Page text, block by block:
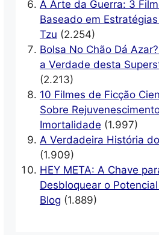
A Arte da Guerra: 3
Baseado em
Tzu (2.254)
Bolsa No Chão Dá
a Verdade desta
(2.213)
10 Filmes de Ficção
Sobre
Imortalidade (1.997)
A Verdadeira História
(1.909)
HEY META: A Chave
Desbloquear o
Blog (1.889)